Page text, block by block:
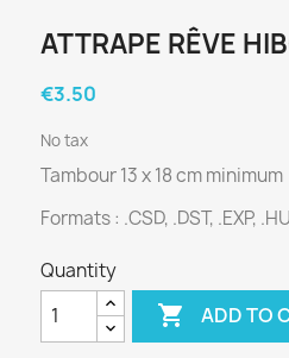
ATTRAPE RÊVE
€3.50
No tax
Tambour 13 x 18 cm minimum
Formats : .CSD, .DST, .EXP,
Quantity
 ADD TO